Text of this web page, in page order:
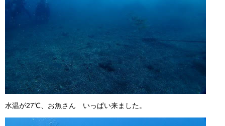
水温が27℃、お魚さん いっぱい来ました。